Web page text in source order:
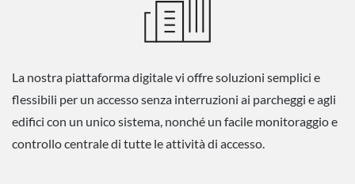
La nostra piattaforma digitale vi offre soluzioni semplici e
flessibili per un accesso senza interruzioni ai parcheggi e agli
edifici con un unico sistema, nonché un facile monitoraggio e
controllo centrale di tutte le attività di accesso.